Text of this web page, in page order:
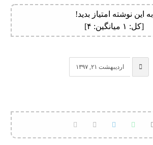
به این نوشته امتیاز بدید!
[کل: ۱ میانگین: ۴]
اردیبهشت ۲۱, ۱۳۹۷